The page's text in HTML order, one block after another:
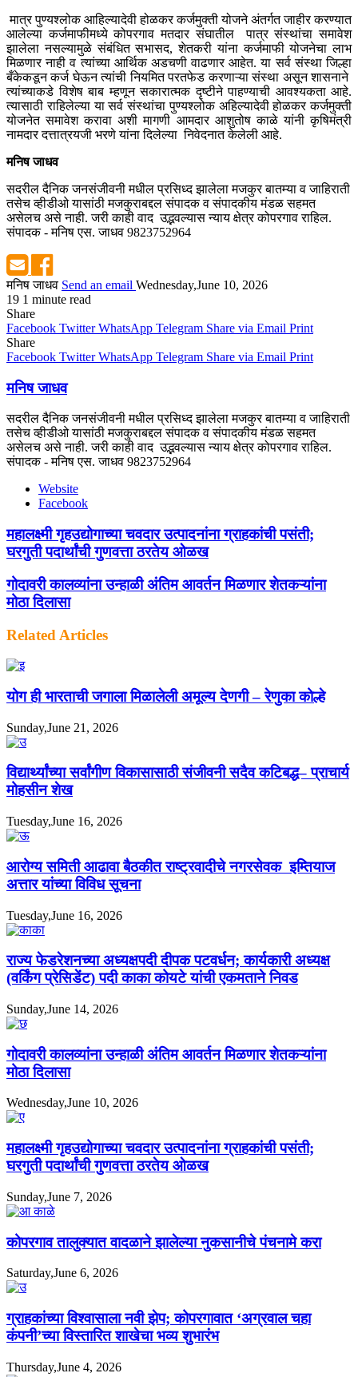
मात्र पुण्यश्लोक आहिल्यादेवी होळकर कर्जमुक्ती योजने अंतर्गत जाहीर करण्यात
आलेल्या कर्जमाफीमध्ये कोपरगाव मतदार संघातील पात्र संस्थांचा समावेश
झालेला नसल्यामुळे संबंधित सभासद, शेतकरी यांना कर्जमाफी योजनेचा लाभ
मिळणार नाही व त्यांच्या आर्थिक अडचणी वाढणार आहेत. या सर्व संस्था जिल्हा
बँकेकडून कर्ज घेऊन त्यांची नियमित परतफेड करणाऱ्या संस्था असून शासनाने
त्यांच्याकडे विशेष बाब म्हणून सकारात्मक दृष्टीने पाहण्याची आवश्यकता आहे.
त्यासाठी राहिलेल्या या सर्व संस्थांचा पुण्यश्लोक अहिल्यादेवी होळकर कर्जमुक्ती
योजनेत समावेश करावा अशी मागणी आमदार आशुतोष काळे यांनी कृषिमंत्री
नामदार दत्तात्रयजी भरणे यांना दिलेल्या निवेदनात केलेली आहे.
मनिष जाधव
सदरील दैनिक जनसंजीवनी मधील प्रसिध्द झालेला मजकुर बातम्या व जाहिराती
तसेच व्हीडीओ यासांठी मजकुराबद्दल संपादक व संपादकीय मंडळ सहमत
असेलच असे नाही. जरी काही वाद उद्भवल्यास न्याय क्षेत्र कोपरगाव राहिल.
संपादक - मनिष एस. जाधव 9823752964
मनिष जाधव Send an email Wednesday,June 10, 2026
19 1 minute read
Share
Facebook Twitter WhatsApp Telegram Share via Email Print
Share
Facebook Twitter WhatsApp Telegram Share via Email Print
मनिष जाधव
सदरील दैनिक जनसंजीवनी मधील प्रसिध्द झालेला मजकुर बातम्या व जाहिराती
तसेच व्हीडीओ यासांठी मजकुराबद्दल संपादक व संपादकीय मंडळ सहमत
असेलच असे नाही. जरी काही वाद उद्भवल्यास न्याय क्षेत्र कोपरगाव राहिल.
संपादक - मनिष एस. जाधव 9823752964
Website
Facebook
महालक्ष्मी गृहउद्योगाच्या चवदार उत्पादनांना ग्राहकांची पसंती;
घरगुती पदार्थांची गुणवत्ता ठरतेय ओळख
गोदावरी कालव्यांना उन्हाळी अंतिम आवर्तन मिळणार शेतकऱ्यांना
मोठा दिलासा
Related Articles
योग ही भारताची जगाला मिळालेली अमूल्य देणगी – रेणुका कोल्हे
Sunday,June 21, 2026
विद्यार्थ्यांच्या सर्वांगीण विकासासाठी संजीवनी सदैव कटिबद्ध– प्राचार्य
मोहसीन शेख
Tuesday,June 16, 2026
आरोग्य समिती आढावा बैठकीत राष्ट्रवादीचे नगरसेवक इम्तियाज
अत्तार यांच्या विविध सूचना
Tuesday,June 16, 2026
राज्य फेडरेशनच्या अध्यक्षपदी दीपक पटवर्धन; कार्यकारी अध्यक्ष
(वर्किंग प्रेसिडेंट) पदी काका कोयटे यांची एकमताने निवड
Sunday,June 14, 2026
गोदावरी कालव्यांना उन्हाळी अंतिम आवर्तन मिळणार शेतकऱ्यांना
मोठा दिलासा
Wednesday,June 10, 2026
महालक्ष्मी गृहउद्योगाच्या चवदार उत्पादनांना ग्राहकांची पसंती;
घरगुती पदार्थांची गुणवत्ता ठरतेय ओळख
Sunday,June 7, 2026
कोपरगाव तालुक्यात वादळाने झालेल्या नुकसानीचे पंचनामे करा
Saturday,June 6, 2026
ग्राहकांच्या विश्वासाला नवी झेप; कोपरगावात ‘अग्रवाल चहा
कंपनी’च्या विस्तारित शाखेचा भव्य शुभारंभ
Thursday,June 4, 2026